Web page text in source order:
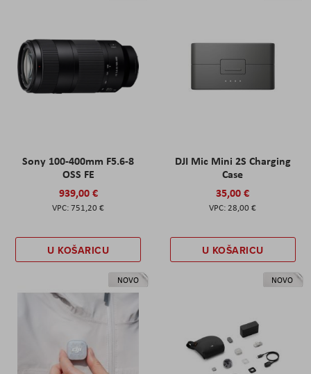
Sony 100-400mm F5.6-8
OSS FE
939,00 €
751,20 €
U KOŠARICU
DJI Mic Mini 2S Charging
Case
35,00 €
28,00 €
U KOŠARICU
NOVO NOVO